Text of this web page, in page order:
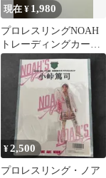
現在 ¥ 1,980
プロレスリングNOAH
トレーディングカー
ド GHCチャンピオン
ベルト ノア
¥2,500
プロレスリング・ノア